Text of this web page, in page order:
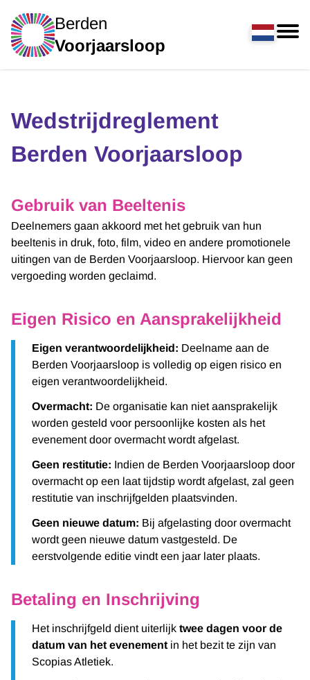
Berden
Voorjaarsloop
Wedstrijdreglement
Berden Voorjaarsloop
Gebruik van Beeltenis
Deelnemers gaan akkoord met het gebruik van hun
beeltenis in druk, foto, film, video en andere promotionele
uitingen van de Berden Voorjaarsloop. Hiervoor kan geen
vergoeding worden geclaimd.
Eigen Risico en Aansprakelijkheid
Eigen verantwoordelijkheid: Deelname aan de
Berden Voorjaarsloop is volledig op eigen risico en
eigen verantwoordelijkheid.
Overmacht: De organisatie kan niet aansprakelijk
worden gesteld voor persoonlijke kosten als het
evenement door overmacht wordt afgelast.
Geen restitutie: Indien de Berden Voorjaarsloop door
overmacht op een laat tijdstip wordt afgelast, zal geen
restitutie van inschrijfgelden plaatsvinden.
Geen nieuwe datum: Bij afgelasting door overmacht
wordt geen nieuwe datum vastgesteld. De
eerstvolgende editie vindt een jaar later plaats.
Betaling en Inschrijving
Het inschrijfgeld dient uiterlijk twee dagen voor de
datum van het evenement in het bezit te zijn van
Scopias Atletiek.